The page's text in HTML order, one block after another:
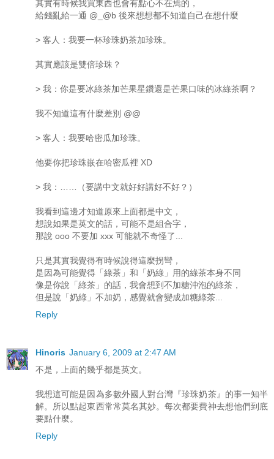
其實有時候我買東西也會有點心不在焉的，
給錢亂給一通 @_@b 後來想想都不知道自己在想什麼
> 客人：我要一杯珍珠奶茶加珍珠。
其實應該是雙倍珍珠？
> 我：你是要冰綠茶加芒果星鑽還是芒果口味的冰綠茶啊？
我不知道這有什麼差別 @@
> 客人：我要哈密瓜加珍珠。
他要你把珍珠嵌在哈密瓜裡 XD
> 我：……（要講中文就好好講好不好？）
我看到這邊才知道原來上面都是中文，
想說如果是英文的話，可能不是組合字，
那說 ooo 不要加 xxx 可能就不奇怪了...
只是其實我覺得有時候說得這麼拐彎，
是因為可能覺得「綠茶」和「奶綠」用的綠茶本身不同
像是你說「綠茶」的話，我會想到不加糖沖泡的綠茶，
但是說「奶綠」不加奶，感覺就會變成加糖綠茶...
Reply
Hinoris January 6, 2009 at 2:47 AM
不是，上面的幾乎都是英文。
我想這可能是因為多數外國人對台灣『珍珠奶茶』的事一知半
解。所以點起東西常常莫名其妙。每次都要費神去想他們到底
要點什麼。
Reply